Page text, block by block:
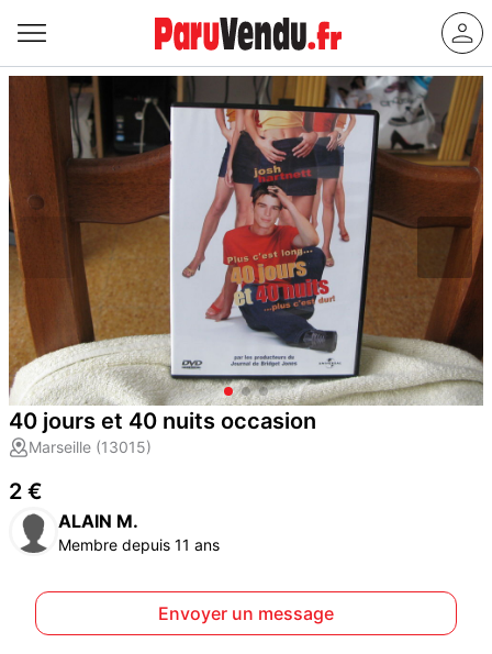
40 jours et 40 nuits occasion
Marseille (13015)
2 €
ALAIN M.
Membre depuis 11 ans
Envoyer un message